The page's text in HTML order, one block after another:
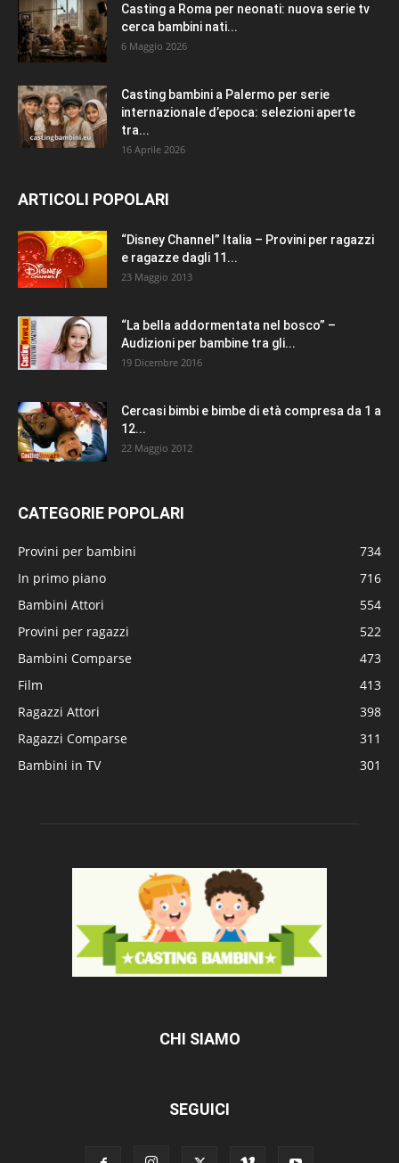
Casting a Roma per neonati: nuova serie tv
cerca bambini nati...
6 Maggio 2026
Casting bambini a Palermo per serie
internazionale d’epoca: selezioni aperte
tra...
16 Aprile 2026
ARTICOLI POPOLARI
“Disney Channel” Italia – Provini per ragazzi
e ragazze dagli 11...
23 Maggio 2013
“La bella addormentata nel bosco” –
Audizioni per bambine tra gli...
19 Dicembre 2016
Cercasi bimbi e bimbe di età compresa da 1 a
12...
22 Maggio 2012
CATEGORIE POPOLARI
Provini per bambini
734
In primo piano
716
Bambini Attori
554
Provini per ragazzi
522
Bambini Comparse
473
Film
413
Ragazzi Attori
398
Ragazzi Comparse
311
Bambini in TV
301
CHI SIAMO
SEGUICI